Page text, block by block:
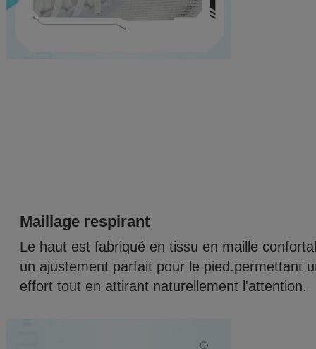
Maillage respirant
Le haut est fabriqué en tissu en maille
un ajustement parfait pour le pied.permettant
effort tout en attirant naturellement l'attention.